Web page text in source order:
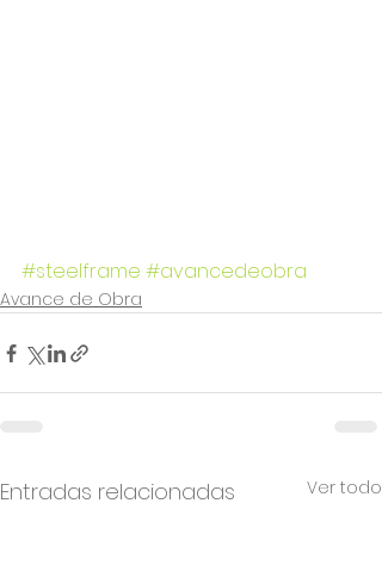
#steelframe #avancedeobra
Avance de Obra
Entradas relacionadas Ver todo